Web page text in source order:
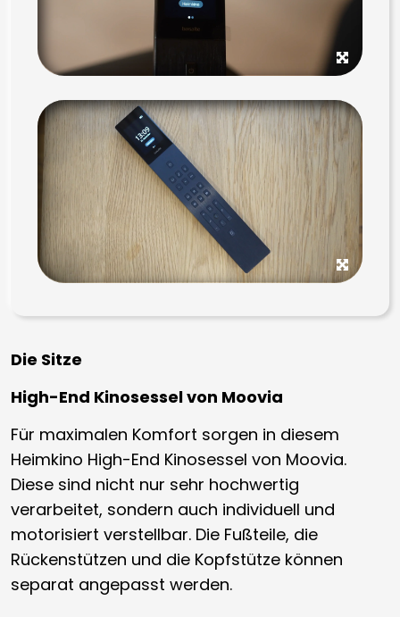
Die Sitze
High-End Kinosessel von Moovia
Für maximalen Komfort sorgen in diesem
Heimkino High-End Kinosessel von Moovia.
Diese sind nicht nur sehr hochwertig
verarbeitet, sondern auch individuell und
motorisiert verstellbar. Die Fußteile, die
Rückenstützen und die Kopfstütze können
separat angepasst werden.